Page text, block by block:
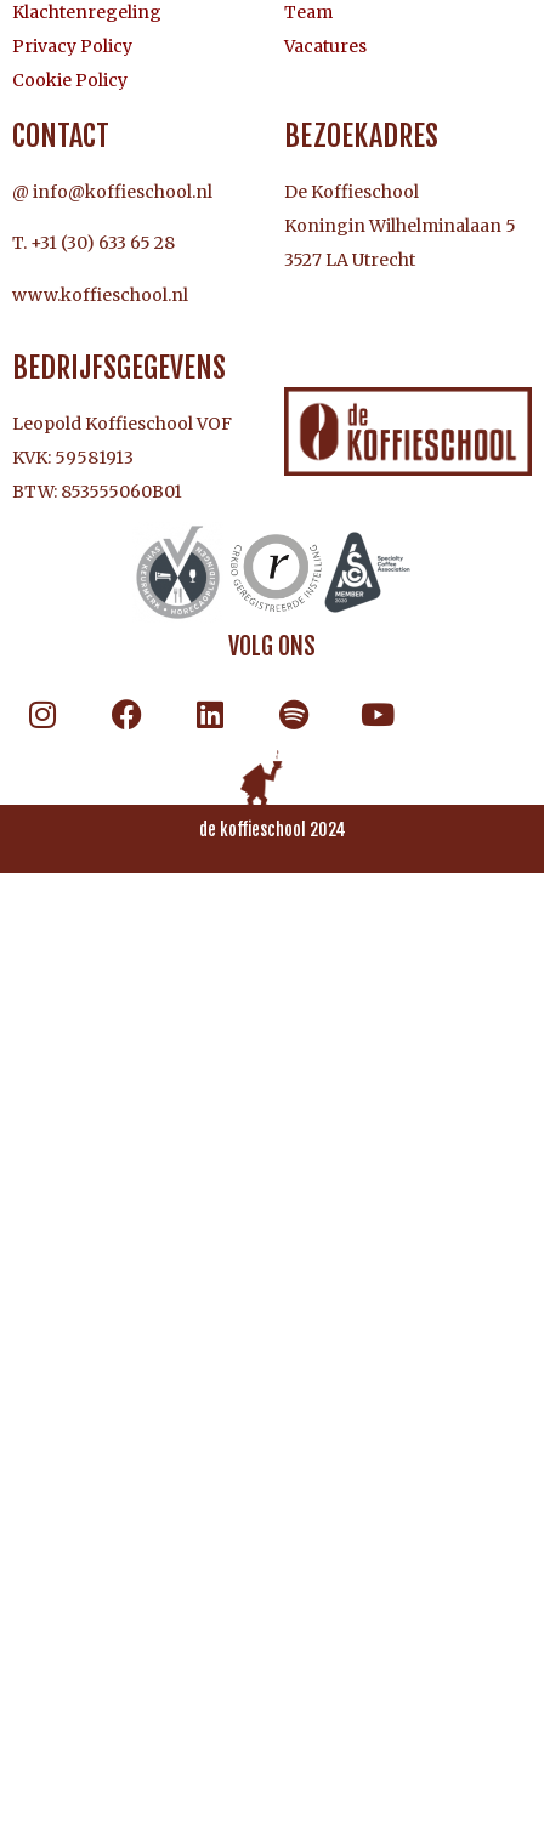
Klachtenregeling
Privacy Policy
Cookie Policy
Team
Vacatures
CONTACT
@ info@koffieschool.nl
T. +31 (30) 633 65 28
www.koffieschool.nl
BEZOEKADRES
De Koffieschool
Koningin Wilhelminalaan 5
3527 LA Utrecht
BEDRIJFSGEGEVENS
Leopold Koffieschool VOF
KVK: 59581913
BTW: 853555060B01
VOLG ONS
de koffieschool 2024